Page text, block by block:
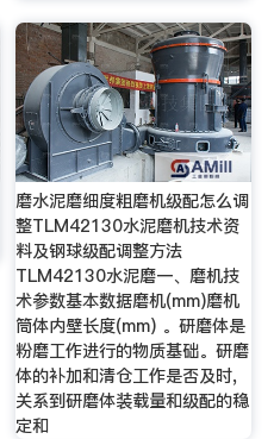
磨水泥磨细度粗磨机级配怎么调
整TLM42130水泥磨机技术资
料及钢球级配调整方法
TLM42130水泥磨一、磨机技
术参数基本数据磨机(mm)磨机
筒体内壁长度(mm) 。研磨体是
粉磨工作进行的物质基础。研磨
体的补加和清仓工作是否及时,
关系到研磨体装载量和级配的稳
定和